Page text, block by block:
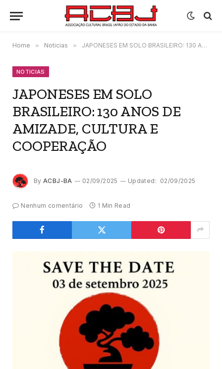
Home » Noticias » JAPONESES EM SOLO BRASILEIRO: 130 ANOS DE AMIZADE, CULTURA E COOPERAÇÃO
NOTICIAS
JAPONESES EM SOLO
BRASILEIRO: 130 ANOS DE
AMIZADE, CULTURA E
COOPERAÇÃO
By ACBJ-BA 02/09/2025 Updated: 02/09/2025
Nenhum comentário 1 Min Read